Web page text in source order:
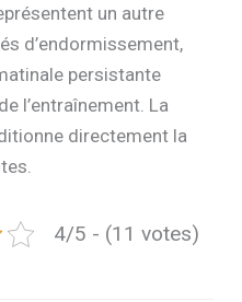
un autre
d’endormissement,
persistante
l’entraînement. La
directement la
4/5 - (11 votes)